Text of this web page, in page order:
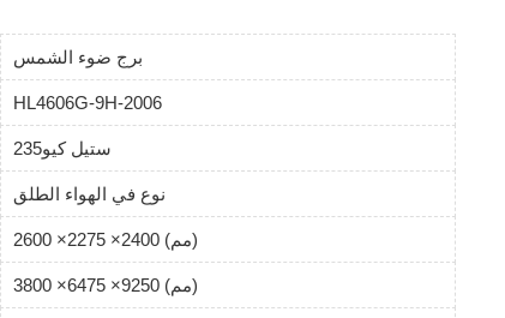
برج ضوء الشمس
HL4606G-9H-2006
ستيل كيو235
نوع في الهواء الطلق
2600 ×2275 ×2400 (مم)
3800 ×6475 ×9250 (مم)